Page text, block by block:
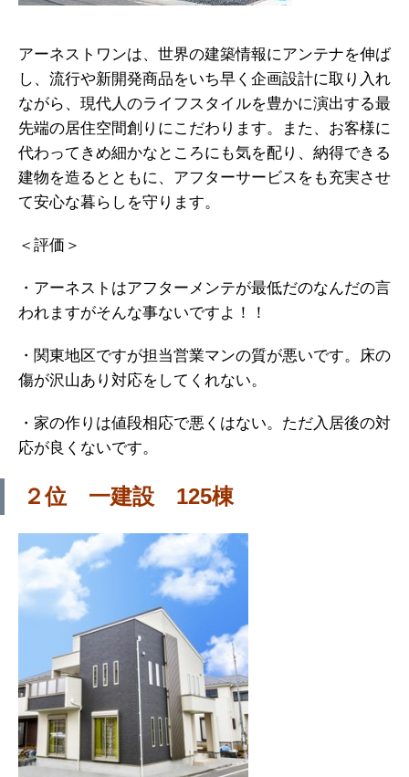
アーネストワンは、世界の建築情報にアンテナを伸ば
し、流行や新開発商品をいち早く企画設計に取り入れ
ながら、現代人のライフスタイルを豊かに演出する最
先端の居住空間創りにこだわります。また、お客様に
代わってきめ細かなところにも気を配り、納得できる
建物を造るとともに、アフターサービスをも充実させ
て安心な暮らしを守ります。
＜評価＞
・アーネストはアフターメンテが最低だのなんだの言
われますがそんな事ないですよ！！
・関東地区ですが担当営業マンの質が悪いです。床の
傷が沢山あり対応をしてくれない。
・家の作りは値段相応で悪くはない。ただ入居後の対
応が良くないです。
２位 一建設 125棟